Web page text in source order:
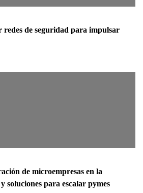
redes de seguridad para impulsar
de microempresas en la
soluciones para escalar pymes